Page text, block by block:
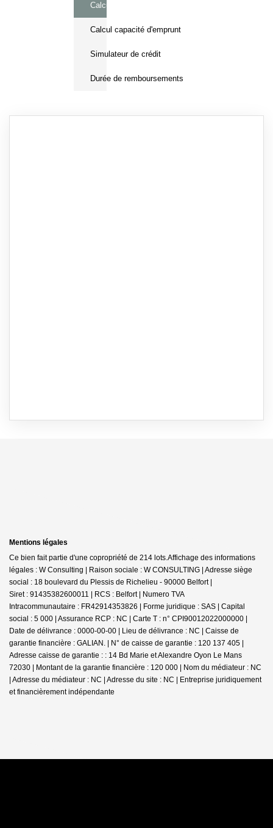
Calcul Frais de notaire
Calcul capacité d'emprunt
Simulateur de crédit
Durée de remboursements
Mentions légales
Ce bien fait partie d'une copropriété de 214 lots.Affichage des informations
légales : W Consulting | Raison sociale : W CONSULTING | Adresse siège
social : 18 boulevard du Plessis de Richelieu - 90000 Belfort |
Siret : 91435382600011 | RCS : Belfort | Numero TVA
Intracommunautaire : FR42914353826 | Forme juridique : SAS | Capital
social : 5 000 | Assurance RCP : NC | Carte T : n° CPI90012022000000 |
Date de délivrance : 0000-00-00 | Lieu de délivrance : NC | Caisse de
garantie financière : GALIAN. | N° de caisse de garantie : 120 137 405 |
Adresse caisse de garantie : : 14 Bd Marie et Alexandre Oyon Le Mans
72030 | Montant de la garantie financière : 120 000 | Nom du médiateur : NC
| Adresse du médiateur : NC | Adresse du site : NC |
Entreprise juridiquement
et financièrement indépendante